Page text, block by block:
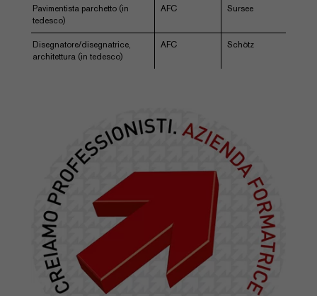
Pavimentista parchetto (in
tedesco)
AFC Sursee
Disegnatore/disegnatrice,
architettura (in tedesco)
AFC Schötz